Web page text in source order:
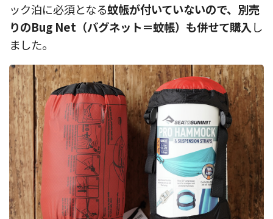
ック泊に必須となる蚊帳が付いていないので、別売
りのBug Net（バグネット＝蚊帳）も併せて購入 し
ました。